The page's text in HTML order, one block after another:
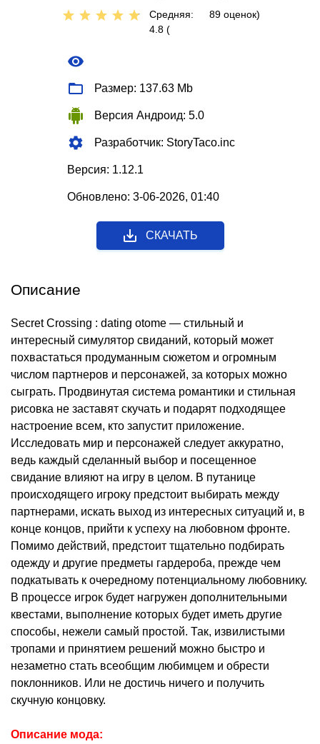
Средняя:
4.8 (
89 оценок)
Размер: 137.63 Mb
Версия Андроид: 5.0
Разработчик: StoryTaco.inc
Версия: 1.12.1
Обновлено: 3-06-2026, 01:40
СКАЧАТЬ
Описание
Secret Crossing : dating otome — стильный и
интересный симулятор свиданий, который может
похвастаться продуманным сюжетом и огромным
числом партнеров и персонажей, за которых можно
сыграть. Продвинутая система романтики и стильная
рисовка не заставят скучать и подарят подходящее
настроение всем, кто запустит приложение.
Исследовать мир и персонажей следует аккуратно,
ведь каждый сделанный выбор и посещенное
свидание влияют на игру в целом. В путанице
происходящего игроку предстоит выбирать между
партнерами, искать выход из интересных ситуаций и, в
конце концов, прийти к успеху на любовном фронте.
Помимо действий, предстоит тщательно подбирать
одежду и другие предметы гардероба, прежде чем
подкатывать к очередному потенциальному любовнику.
В процессе игрок будет нагружен дополнительными
квестами, выполнение которых будет иметь другие
способы, нежели самый простой. Так, извилистыми
тропами и принятием решений можно быстро и
незаметно стать всеобщим любимцем и обрести
поклонников. Или не достичь ничего и получить
скучную концовку.
Описание мода: